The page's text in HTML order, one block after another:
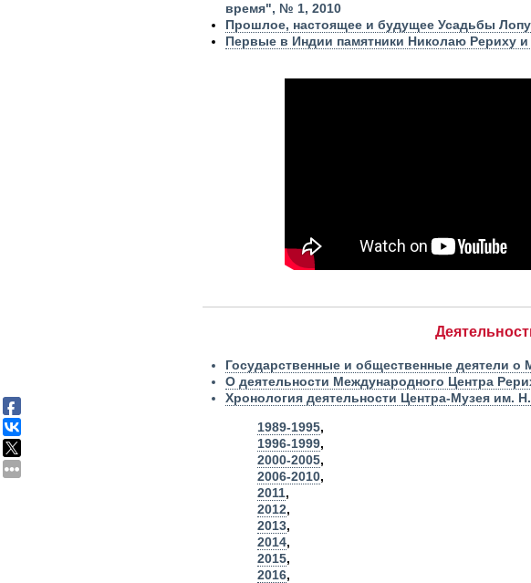
время", № 1, 2010
Прошлое, настоящее и будущее Усадьбы
Первые в Индии памятники Николаю Рериху
Государственные и общественные деятели о
О деятельности Международного Центра
Хронология деятельности Центра-Музея им.
1989-1995,
1996-1999,
2000-2005,
2006-2010,
2011,
2012,
2013,
2014,
2015,
2016,